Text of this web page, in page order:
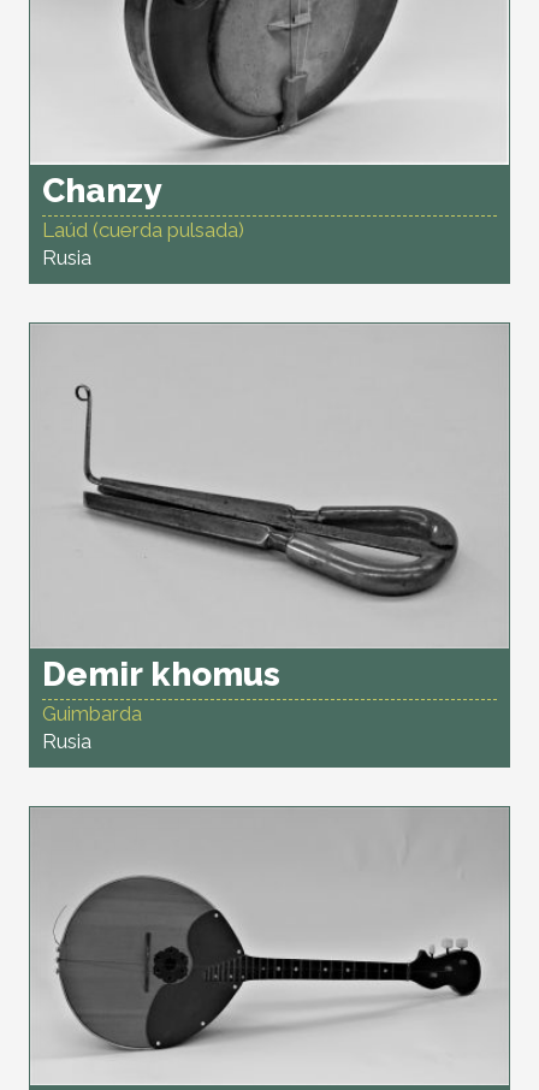
Chanzy
Laúd (cuerda pulsada)
Rusia
Demir khomus
Guimbarda
Rusia